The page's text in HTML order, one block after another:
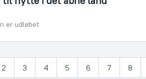
er udløbet
2 3 4 5 6 7 8